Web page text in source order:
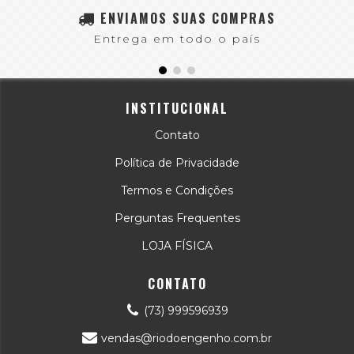
ENVIAMOS SUAS COMPRAS
Entrega em todo o país
INSTITUCIONAL
Contato
Política de Privacidade
Termos e Condições
Perguntas Frequentes
LOJA FÍSICA
CONTATO
(73) 999596939
vendas@riodoengenho.com.br